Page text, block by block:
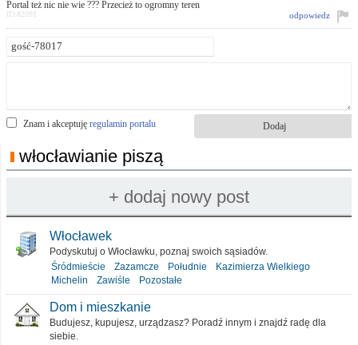
Portal też nic nie wie ??? Przecież to ogromny teren
odpowiedz
ID:82091
Znam i akceptuję regulamin portalu
włocławianie piszą
Włocławek
Podyskutuj o Włocławku, poznaj swoich sąsiadów.
Śródmieście
Zazamcze Południe
Kazimierza Wielkiego
Michelin
Zawiśle Pozostałe
Dom i mieszkanie
Budujesz, kupujesz, urządzasz? Poradź innym i znajdź radę dla
siebie.